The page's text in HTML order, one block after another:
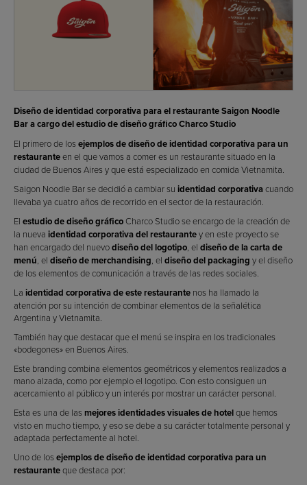
Diseño de identidad corporativa para el restaurante Saigon Noodle
Bar a cargo del estudio de diseño gráfico Charco Studio
El primero de los ejemplos de diseño de identidad corporativa para un
restauranteen el que vamos a comer es un restaurante situado en la
ciudad de Buenos Aires y que está especializado en comida Vietnamita.
Saigon Noodle Bar se decidió a cambiar su identidad corporativacuando
llevaba ya cuatro años de recorrido en el sector de la restauración.
El estudio de diseño gráficoCharco Studio se encargo de la creación de
la nueva identidad corporativa del restaurantey en este proyecto se
han encargado del nuevodiseño del logotipo, el diseño de la carta de
menú, el diseño de merchandising, el diseño del packaging y el diseño
de los elementos de comunicación a través de las redes sociales.
La identidad corporativa de este restaurante nos ha llamado la
atención por su intención de combinar elementos de la señalética
Argentina y Vietnamita.
También hay que destacar que el menú se inspira en los tradicionales
«bodegones» en Buenos Aires.
Este branding combina elementos geométricos y elementos realizados a
mano alzada, como por ejemplo el logotipo. Con esto consiguen un
acercamiento al público y un interés por mostrar un carácter personal.
Esta es una de las mejores identidades visuales de hotelque hemos
visto en mucho tiempo, y eso se debe a su carácter totalmente personal y
adaptada perfectamente al hotel.
Uno de los ejemplos de diseño de identidad corporativa para un
restauranteque destaca por: